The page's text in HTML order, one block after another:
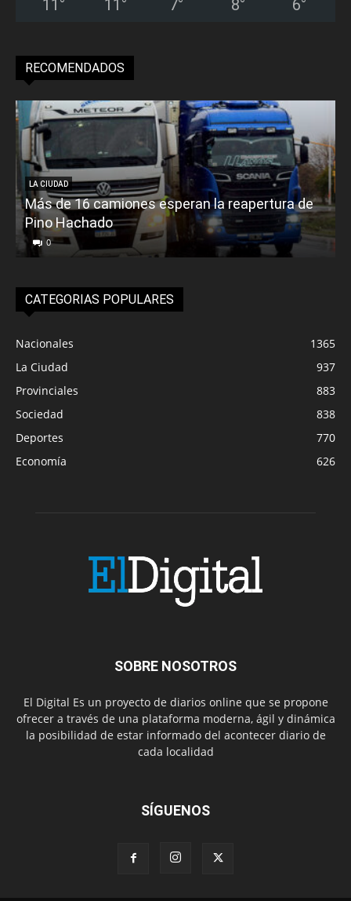
11 ° 11 ° 7° 8° 6°
RECOMENDADOS
LA CIUDAD
Más de 16 camiones esperan la reapertura de
Pino Hachado
0
CATEGORIAS POPULARES
Nacionales
1365
La Ciudad
937
Provinciales
883
Sociedad
838
Deportes
770
Economía
626
SOBRE NOSOTROS
El Digital Es un proyecto de diarios online que se propone
ofrecer a través de una plataforma moderna, ágil y dinámica
la posibilidad de estar informado del acontecer diario de
cada localidad
SÍGUENOS